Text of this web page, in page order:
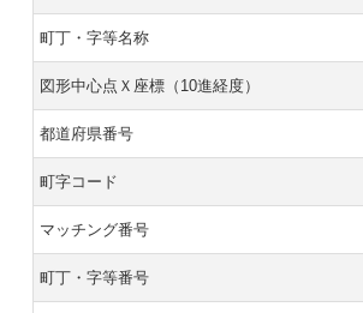
町丁・字等名称
図形中心点Ｘ座標（10進経度）
都道府県番号
町字コード
マッチング番号
町丁・字等番号